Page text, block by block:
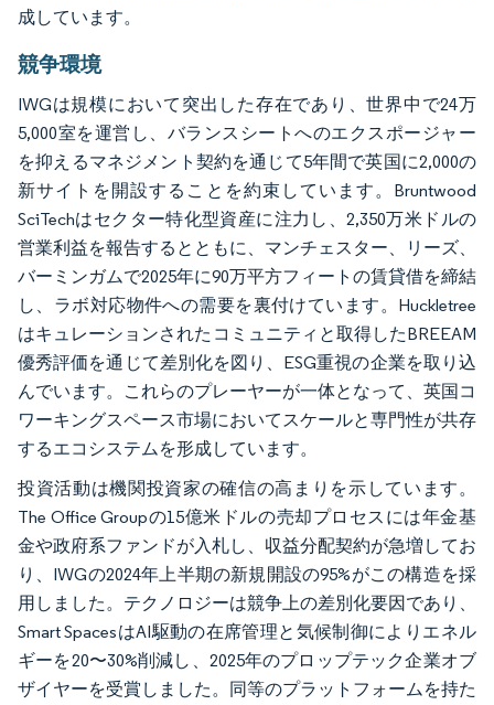
成しています。
競争環境
IWGは規模において突出した存在であり、世界中で24万
5,000室を運営し、バランスシートへのエクスポージャー
を抑えるマネジメント契約を通じて5年間で英国に2,000の
新サイトを開設することを約束しています。Bruntwood
SciTechはセクター特化型資産に注力し、2,350万米ドルの
営業利益を報告するとともに、マンチェスター、リーズ、
バーミンガムで2025年に90万平方フィートの賃貸借を締結
し、ラボ対応物件への需要を裏付けています。Huckletree
はキュレーションされたコミュニティと取得したBREEAM
優秀評価を通じて差別化を図り、ESG重視の企業を取り込
んでいます。これらのプレーヤーが一体となって、英国コ
ワーキングスペース市場においてスケールと専門性が共存
するエコシステムを形成しています。
投資活動は機関投資家の確信の高まりを示しています。
The Office Groupの15億米ドルの売却プロセスには年金基
金や政府系ファンドが入札し、収益分配契約が急増してお
り、IWGの2024年上半期の新規開設の95%がこの構造を採
用しました。テクノロジーは競争上の差別化要因であり、
Smart SpacesはAI駆動の在席管理と気候制御によりエネル
ギーを20〜30%削減し、2025年のプロップテック企業オブ
ザイヤーを受賞しました。同等のプラットフォームを持た